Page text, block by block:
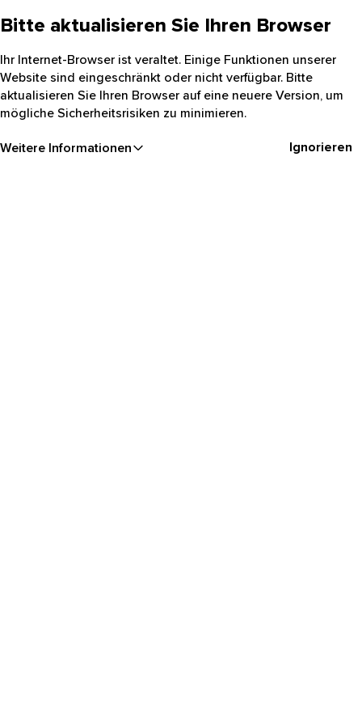
Bitte aktualisieren Sie Ihren Browser
Ihr Internet-Browser ist veraltet. Einige Funktionen unserer
Website sind eingeschränkt oder nicht verfügbar. Bitte
aktualisieren Sie Ihren Browser auf eine neuere Version, um
mögliche Sicherheitsrisiken zu minimieren.
Weitere Informationen Ignorieren